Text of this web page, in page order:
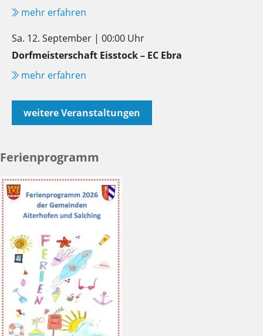
mehr erfahren
Sa. 12. September | 00:00 Uhr
Dorfmeisterschaft Eisstock – EC Ebra
mehr erfahren
weitere Veranstaltungen
Ferienprogramm